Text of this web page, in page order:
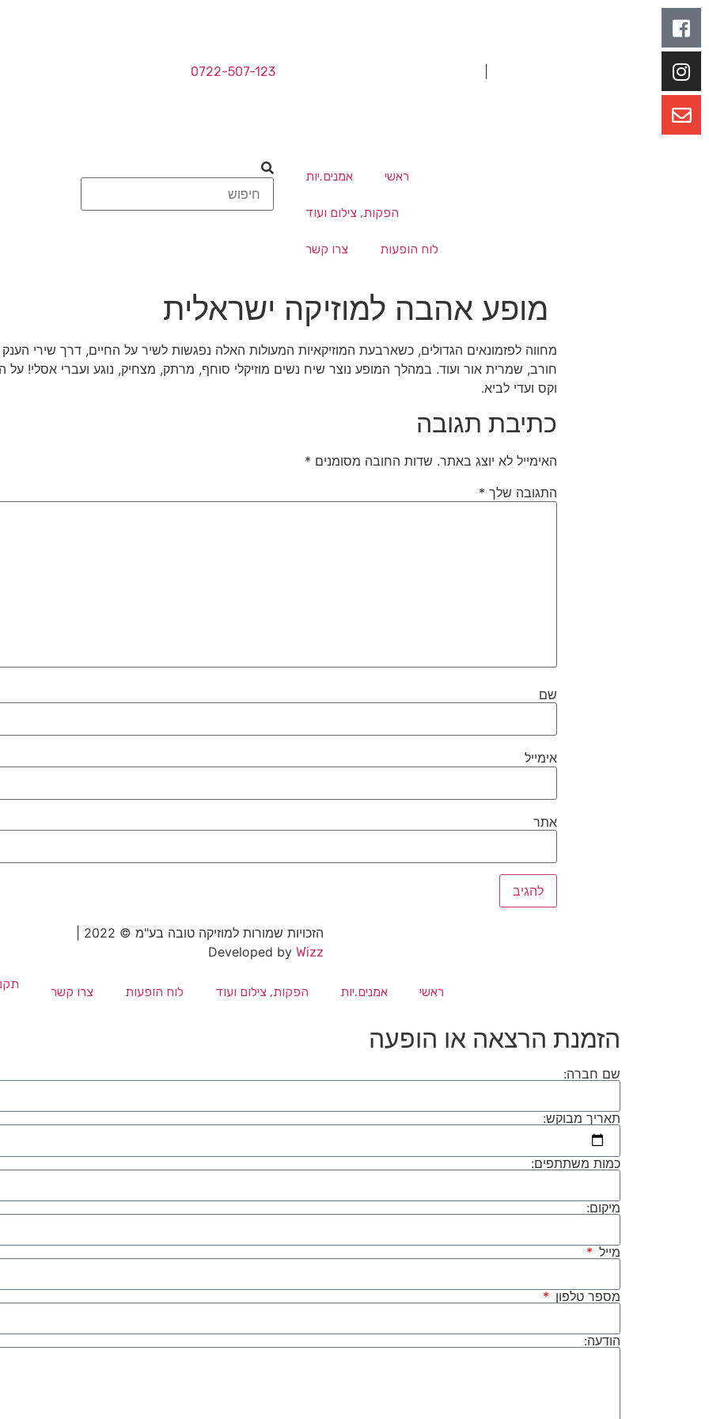
0722-507-123
ראשי אמנים.יות
הפקות, צילום ועוד
לוח הופעות צרו קשר
מופע אהבה למוזיקה ישראלית
מחווה לפזמונאים הגדולים, כשארבעת המוזיקאיות המעולות האלה נפגשות לשיר על החיים, דרך שירי
חורב, שמרית אור ועוד. במהלך המופע נוצר שיח נשים מוזיקלי סוחף, מרתק, מצחיק, נוגע ועברי אסלי! על
וקס ועדי לביא.
כתיבת תגובה
האימייל לא יוצג באתר. שדות החובה מסומנים *
התגובה שלך *
שם
אימייל
אתר
Developed byWizz
ראשי אמנים.יות הפקות, צילום ועוד לוח הופעות צרו קשר
הזמנת הרצאה או הופעה
שם חברה:
תאריך מבוקש:
כמות משתתפים:
מיקום:
מייל
מספר טלפון
הודעה: